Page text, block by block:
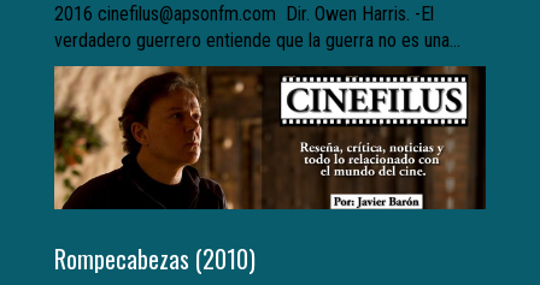
2016 cinefilus@apsonfm.com Dir. Owen Harris. -El
verdadero guerrero entiende que la guerra no es una...
Rompecabezas (2010)